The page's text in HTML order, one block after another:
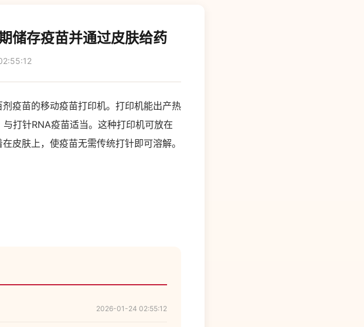
储存疫苗并通过皮肤给药
疫苗的移动疫苗打印机。打印机能出产热
打针RNA疫苗适当。这种打印机可放在
皮肤上，使疫苗无需传统打针即可溶解。
2026-01-24 02:55:12